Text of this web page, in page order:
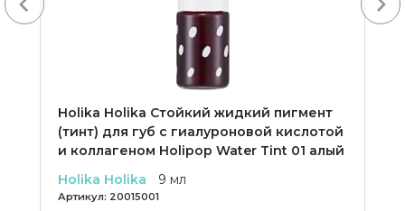
Holika Holika Cтойкий жидкий пигмент
(тинт) для губ с гиалуроновой кислотой
и коллагеном Holipop Water Tint 01 алый
Holika Holika
9 мл
Артикул: 20015001